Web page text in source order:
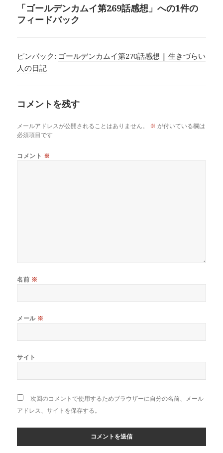
「ゴールデンカムイ第269話感想」への1件の
フィードバック
ピンバック: ゴールデンカムイ第270話感想 | 生きづらい
人の日記
コメントを残す
メールアドレスが公開されることはありません。 ※ が付いている欄は
必須項目です
コメント ※
名前 ※
メール ※
サイト
次回のコメントで使用するためブラウザーに自分の名前、メール
アドレス、サイトを保存する。